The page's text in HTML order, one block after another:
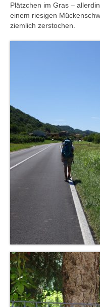
Plätzchen im Gras –
einem riesigen
ziemlich zerstochen.